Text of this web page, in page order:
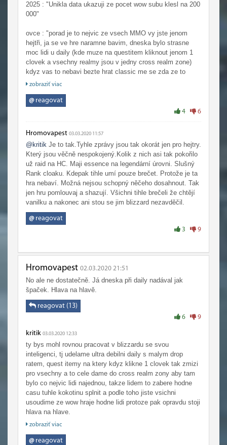
2025 : "Unikla data ukazuji ze pocet wow subu klesl na 200
000"
ovce : "porad je to nejvic ze vsech MMO vy jste jenom
hejtři, ja se ve hre naramne bavim, dneska bylo strasne
moc lidi u daily (kde muze na questitem kliknout jenom 1
clovek a vsechny realmy jsou v jedny cross realm zone)
kdyz vas to nebavi bezte hrat classic me se zda ze to
hraje miliony lidi"
zobraziť viac
@reagovat
4 6
Hromovapest 03.03.2020 11:57
@kritik Je to tak.Tyhle zprávy jsou tak okorát jen pro hejtry.
Který jsou věčně nespokojený.Kolik z nich asi tak pokořilo
už raid na HC. Maji essence na legendární úrovni. Slušný
Rank cloaku. Kdepak tihle umí pouze brečet. Protože je ta
hra nebaví. Možná nejsou schopný něčeho dosahnout. Tak
jen hru pomlouvaj a shazují. Všichni tihle brečeli že chtějí
vanilku a nakonec ani stou se jim blizzard nezavděčil.
@reagovat
3 9
Hromovapest 02.03.2020 21:51
No ale ne dostatečně. Já dneska při daily nadával jak
špaček. Hlava na hlavě.
reagovat (13)
6 9
kritik 03.03.2020 12:33
ty bys mohl rovnou pracovat v blizzardu se svou
inteligenci, tj udelame ultra debilni daily s malym drop
ratem, quest itemy na ktery kdyz klikne 1 clovek tak zmizi
pro vsechny a to cele dame do cross realm zony aby tam
bylo co nejvic lidi najednou, takze lidem to zabere hodne
casu tuhle kokotinu splnit a podle toho jiste vsichni
usoudime ze wow hraje hodne lidi protoze pak opravdu stoji
hlava na hlave.
zobraziť viac
@reagovat